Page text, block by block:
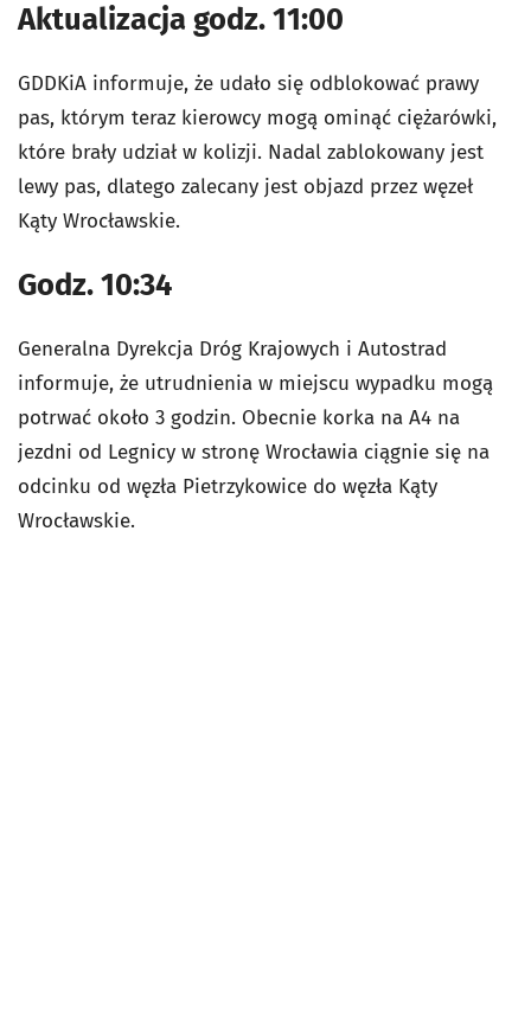
Aktualizacja godz. 11:00
GDDKiA informuje, że udało się odblokować prawy
pas, którym teraz kierowcy mogą ominąć ciężarówki,
które brały udział w kolizji. Nadal zablokowany jest
lewy pas, dlatego zalecany jest objazd przez węzeł
Kąty Wrocławskie.
Godz. 10:34
Generalna Dyrekcja Dróg Krajowych i Autostrad
informuje, że utrudnienia w miejscu wypadku mogą
potrwać około 3 godzin. Obecnie korka na A4 na
jezdni od Legnicy w stronę Wrocławia ciągnie się na
odcinku od węzła Pietrzykowice do węzła Kąty
Wrocławskie.